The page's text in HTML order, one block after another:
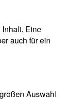
Eine
auch für ein
Auswahl